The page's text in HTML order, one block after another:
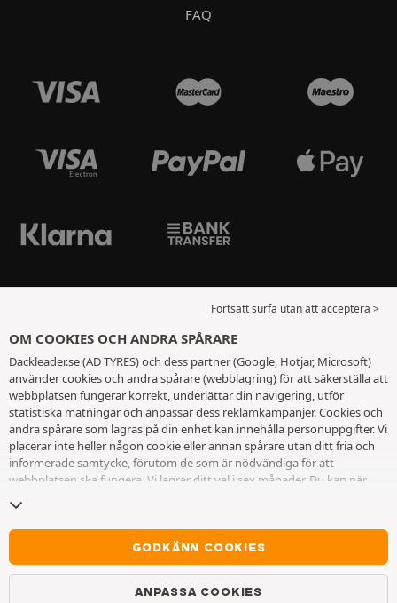
FAQ
Fortsätt surfa utan att acceptera >
OM COOKIES OCH ANDRA SPÅRARE
Dackleader.se (AD TYRES) och dess partner (Google, Hotjar, Microsoft)
använder cookies och andra spårare (webblagring) för att säkerställa att
webbplatsen fungerar korrekt, underlättar din navigering, utför
statistiska mätningar och anpassar dess reklamkampanjer. Cookies och
andra spårare som lagras på din enhet kan innehålla personuppgifter. Vi
placerar inte heller någon cookie eller annan spårare utan ditt fria och
informerade samtycke, förutom de som är nödvändiga för att
webbplatsen ska fungera. Vi lagrar ditt val i sex månader. Du kan när
andra spårare
cookies eller andra spårare. Vägran hindrar inte tillgång till tjänsterna
AD TYRES. För ytterligare information hänvisar vi till
och andra spårare.
GODKÄNN COOKIES
ANPASSA COOKIES